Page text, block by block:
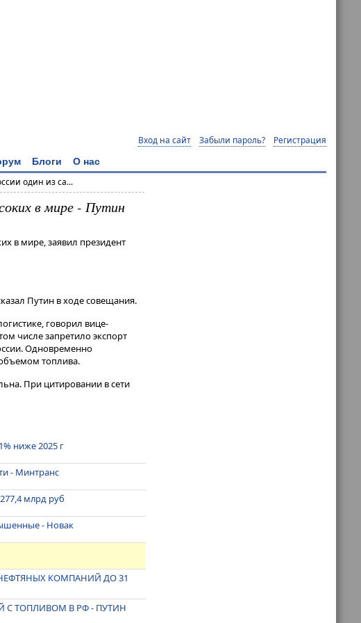
Вход на сайт Забыли пароль? Регистрация
Блоги О нас
один из са...
в мире - Путин
в мире, заявил президент
Путин в ходе совещания.
говорил вице-
числе запретило экспорт
Одновременно
топлива.
При цитировании в сети
ниже 2025 г
- Минтранс
млрд руб
- Новак
КОМПАНИЙ ДО 31
С ТОПЛИВОМ В РФ - ПУТИН